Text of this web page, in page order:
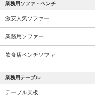
業務用ソファ・ベンチ
激安人気ソファー
業務用ソファー
飲食店ベンチソファ
業務用テーブル
テーブル天板